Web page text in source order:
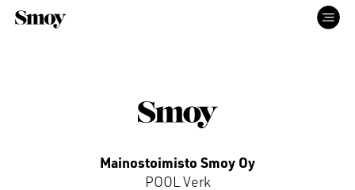
ETUSIVU
PALVELUT
Mainostoimisto Smoy Oy
POOL Verk